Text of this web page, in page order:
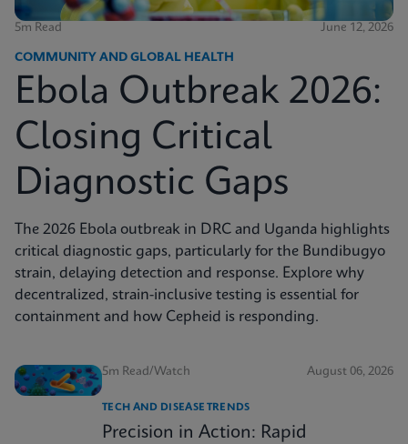
5m Read June 12, 2026
COMMUNITY AND GLOBAL HEALTH
Ebola Outbreak 2026:
Closing Critical
Diagnostic Gaps
The 2026 Ebola outbreak in DRC and Uganda highlights
critical diagnostic gaps, particularly for the Bundibugyo
strain, delaying detection and response. Explore why
decentralized, strain-inclusive testing is essential for
containment and how Cepheid is responding.
5m Read/Watch August 06, 2026
TECH AND DISEASE TRENDS
Precision in Action: Rapid